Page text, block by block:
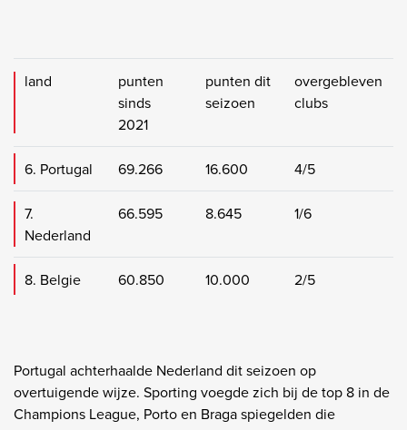
land
punten
sinds
2021
punten dit
seizoen
overgebleven
clubs
6. Portugal 69.266 16.600 4/5
7.
Nederland
66.595 8.645 1/6
8. Belgie 60.850 10.000 2/5
Portugal achterhaalde Nederland dit seizoen op
overtuigende wijze. Sporting voegde zich bij de top 8 in de
Champions League, Porto en Braga spiegelden die